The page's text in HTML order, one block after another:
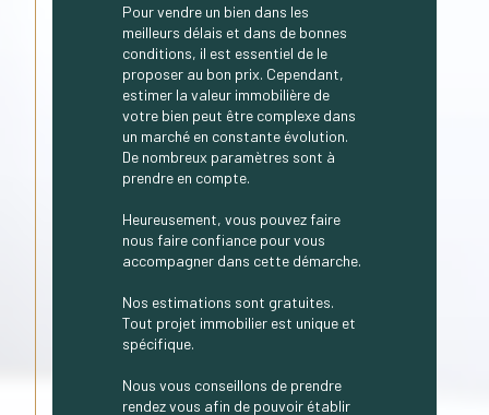
Pour vendre un bien dans les
meilleurs délais et dans de bonnes
conditions, il est essentiel de le
proposer au bon prix. Cependant,
estimer la valeur immobilière de
votre bien peut être complexe dans
un marché en constante évolution.
De nombreux paramètres sont à
prendre en compte.
Heureusement, vous pouvez faire
nous faire confiance pour vous
accompagner dans cette démarche.
Nos estimations sont gratuites.
Tout projet immobilier est unique et
spécifique.
Nous vous conseillons de prendre
rendez vous afin de pouvoir établir